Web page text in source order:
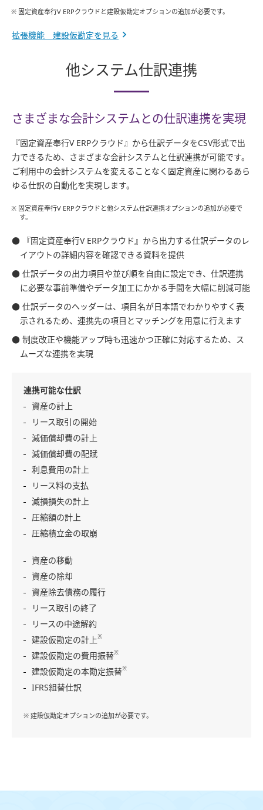
※ 固定資産奉行V ERPクラウドと建設仮勘定オプションの追加が必要です。
拡張機能 建設仮勘定を見る
他システム仕訳連携
さまざまな会計システムとの仕訳連携を実現
『固定資産奉行V ERPクラウド』から仕訳データをCSV形式で出
力できるため、さまざまな会計システムと仕訳連携が可能です。
ご利用中の会計システムを変えることなく固定資産に関わるあら
ゆる仕訳の自動化を実現します。
※ 固定資産奉行V ERPクラウドと他システム仕訳連携オプションの追加が必要で
す。
● 『固定資産奉行V ERPクラウド』から出力する仕訳データのレ
イアウトの詳細内容を確認できる資料を提供
● 仕訳データの出力項目や並び順を自由に設定でき、仕訳連携
に必要な事前準備やデータ加工にかかる手間を大幅に削減可能
● 仕訳データのヘッダーは、項目名が日本語でわかりやすく表
示されるため、連携先の項目とマッチングを用意に行えます
● 制度改正や機能アップ時も迅速かつ正確に対応するため、ス
ムーズな連携を実現
連携可能な仕訳
資産の計上
リース取引の開始
減価償却費の計上
減価償却費の配賦
利息費用の計上
リース料の支払
減損損失の計上
圧縮額の計上
圧縮積立金の取崩
資産の移動
資産の除却
資産除去債務の履行
リース取引の終了
リースの中途解約
建設仮勘定の計上※
建設仮勘定の費用振替※
建設仮勘定の本勘定振替※
IFRS組替仕訳
※ 建設仮勘定オプションの追加が必要です。